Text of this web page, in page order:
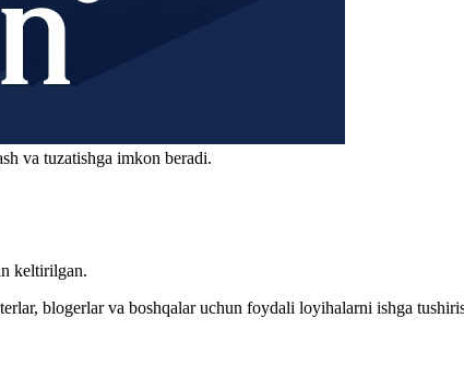
va tuzatishga imkon beradi.
keltirilgan.
blogerlar va boshqalar uchun foydali loyihalarni ishga